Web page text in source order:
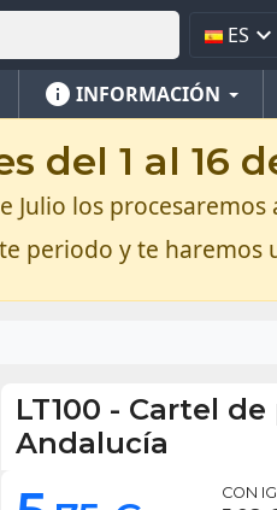
ES 
info INFORMACIÓN
del 1 al 16
Julio los procesaremos
periodo y te haremos
LT100 - Cartel
Andalucía
CON